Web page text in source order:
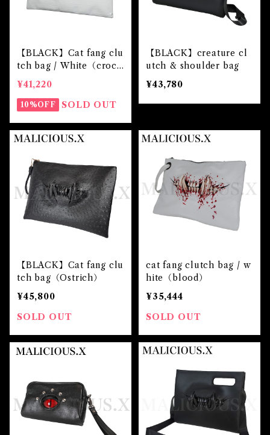
【BLACK】Cat fang clu
tch bag / White（croco
dile)
¥41,220
10%OFF SOLD OUT
【BLACK】creature cl
utch & shoulder bag
¥43,780
【BLACK】Cat fang clu
tch bag（Ostrich）
¥45,800
SOLD OUT
cat fang clutch bag / w
hite（blood）
¥35,444
SOLD OUT